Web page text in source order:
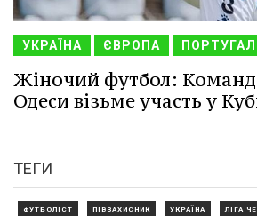
УКРАЇНА ЄВРОПА
Жіночий футбол:
Одеси візьме участь у
ТЕГИ
ФУТБОЛІСТ ПІВЗАХИСНИК УКРАЇНА ЛІГА